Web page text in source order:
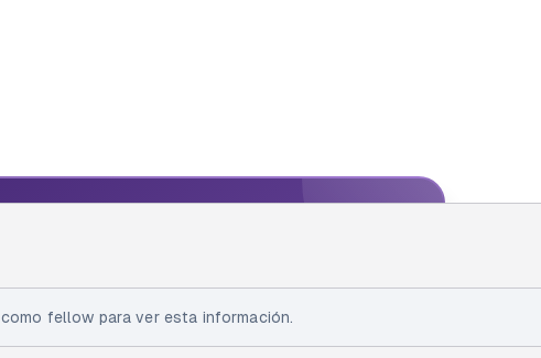
ID de Fellow
como fellow para ver esta información.